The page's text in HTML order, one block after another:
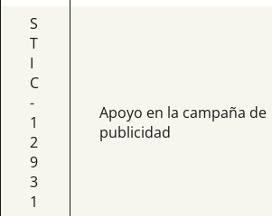
S
T
I
C
-
1
2
9
3
1
Apoyo en la campaña de
publicidad